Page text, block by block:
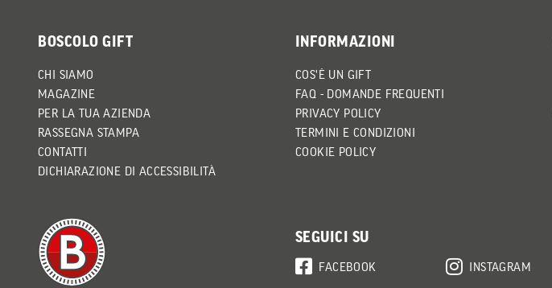
BOSCOLO GIFT
CHI SIAMO
MAGAZINE
PER LA TUA AZIENDA
RASSEGNA STAMPA
CONTATTI
DICHIARAZIONE DI ACCESSIBILITÀ
INFORMAZIONI
COS'È UN GIFT
FAQ - DOMANDE FREQUENTI
PRIVACY POLICY
TERMINI E CONDIZIONI
COOKIE POLICY
SEGUICI SU
FACEBOOK INSTAGRAM